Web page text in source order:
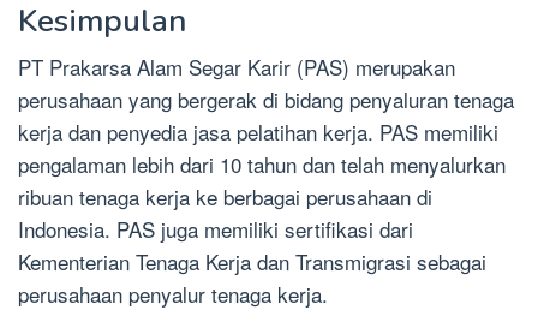
Kesimpulan
PT Prakarsa Alam Segar Karir (PAS) merupakan
perusahaan yang bergerak di bidang penyaluran tenaga
kerja dan penyedia jasa pelatihan kerja. PAS memiliki
pengalaman lebih dari 10 tahun dan telah menyalurkan
ribuan tenaga kerja ke berbagai perusahaan di
Indonesia. PAS juga memiliki sertifikasi dari
Kementerian Tenaga Kerja dan Transmigrasi sebagai
perusahaan penyalur tenaga kerja.